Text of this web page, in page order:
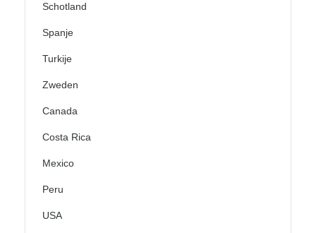
Schotland
Spanje
Turkije
Zweden
Canada
Costa Rica
Mexico
Peru
USA